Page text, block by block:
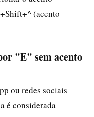
(acento
"E" sem acento
ou redes sociais
é considerada